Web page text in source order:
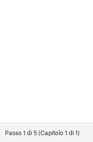
Passo1 di 5 (Capitolo1 di1)